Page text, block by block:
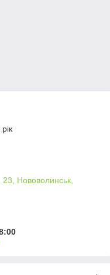
Нововолинськ,